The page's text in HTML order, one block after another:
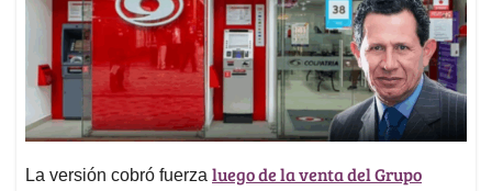
La versión cobró fuerza luego de la venta del Grupo